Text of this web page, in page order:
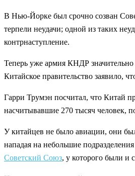
В Нью-Йорке был срочно созван
терпели неудачи; одной из таких
контрнаступление.
Теперь уже армия КНДР
Китайское правительство заявило,
Гарри Трумэн посчитал, что Китай
насчитывавшие 270 тысяч человек,
У китайцев не было авиации, они
нападая на небольшие
Советский Союз, у которого были и